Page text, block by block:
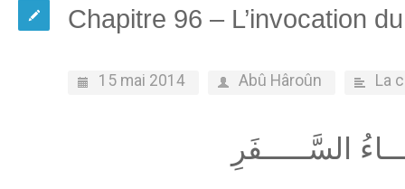
Chapitre 96 – L’invocation
15 mai 2014 Abû Hâroûn La
السَّـــــفَرِ